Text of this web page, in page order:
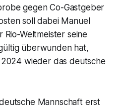
gegen Co-Gastgeber
soll dabei Manuel
Rio-Weltmeister seine
überwunden hat,
wieder das deutsche
Mannschaft erst